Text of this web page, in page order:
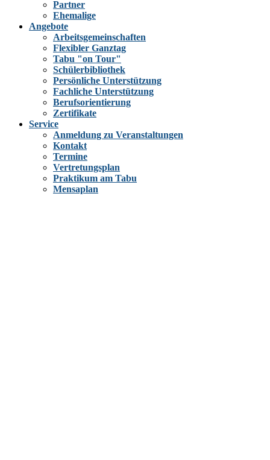
Partner
Ehemalige
Angebote
Arbeitsgemeinschaften
Flexibler Ganztag
Tabu "on Tour"
Schülerbibliothek
Persönliche Unterstützung
Fachliche Unterstützung
Berufsorientierung
Zertifikate
Service
Anmeldung zu Veranstaltungen
Kontakt
Termine
Vertretungsplan
Praktikum am Tabu
Mensaplan